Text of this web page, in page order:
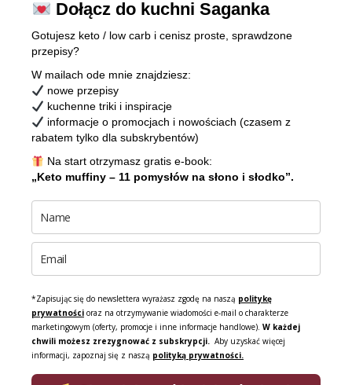
Dołącz do kuchni Saganka
Gotujesz keto / low carb i cenisz proste, sprawdzone
przepisy?
W mailach ode mnie znajdziesz:
nowe przepisy
kuchenne triki i inspiracje
informacje o promocjach i nowościach (czasem z
rabatem tylko dla subskrybentów)
Na start otrzymasz gratis e-book:
„Keto muffiny – 11 pomysłów na słono i słodko”.
*Zapisując się do newslettera wyrażasz zgodę na naszą politykę
prywatności oraz na otrzymywanie wiadomości e-mail o charakterze
marketingowym (oferty, promocje i inne informacje handlowe). W każdej
chwili możesz zrezygnować z subskrypcji. Aby uzyskać więcej
informacji, zapoznaj się z naszą polityką prywatności.